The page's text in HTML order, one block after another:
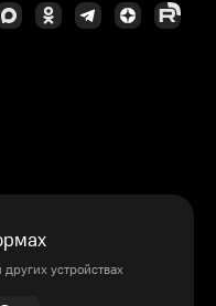
устройствах